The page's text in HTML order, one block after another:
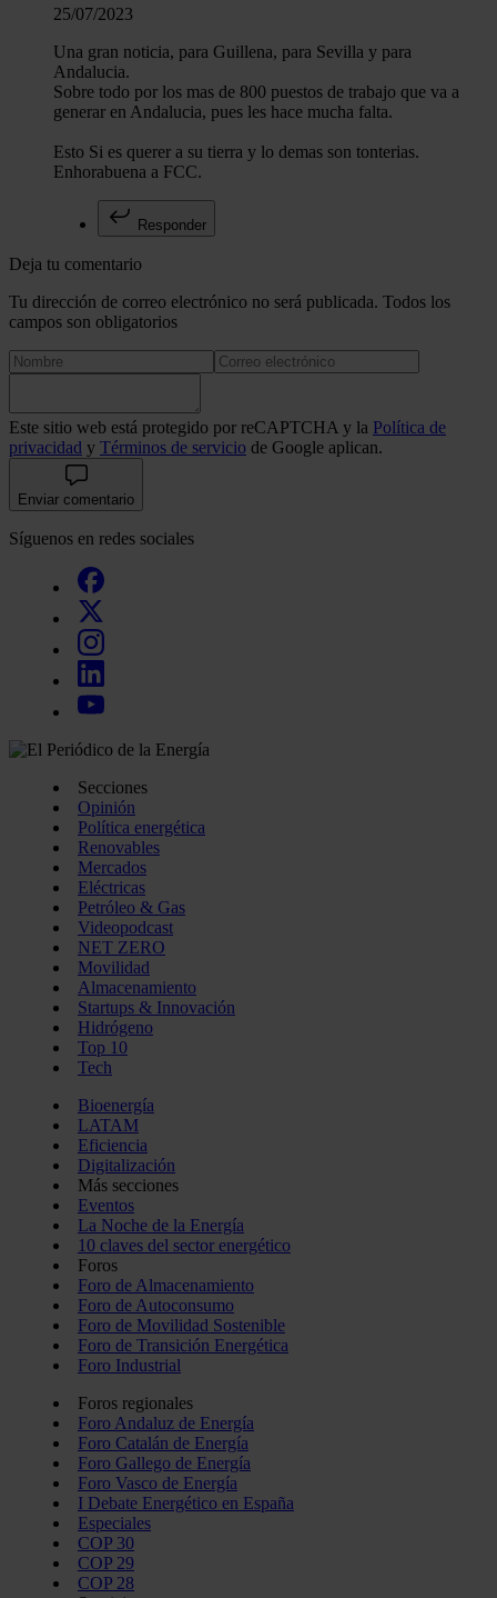
25/07/2023
Una gran noticia, para Guillena, para Sevilla y para
Andalucia.
Sobre todo por los mas de 800 puestos de trabajo que va a
generar en Andalucia, pues les hace mucha falta.
Esto Si es querer a su tierra y lo demas son tonterias.
Enhorabuena a FCC.
Responder
Deja tu comentario
Tu dirección de correo electrónico no será publicada. Todos los
campos son obligatorios
Este sitio web está protegido por reCAPTCHA y la Política de
privacidad y Términos de servicio de Google aplican.
Enviar comentario
Síguenos en redes sociales
Secciones
Opinión
Política energética
Renovables
Mercados
Eléctricas
Petróleo & Gas
Videopodcast
NET ZERO
Movilidad
Almacenamiento
Startups & Innovación
Hidrógeno
Top 10
Tech
Bioenergía
LATAM
Eficiencia
Digitalización
Más secciones
Eventos
La Noche de la Energía
10 claves del sector energético
Foros
Foro de Almacenamiento
Foro de Autoconsumo
Foro de Movilidad Sostenible
Foro de Transición Energética
Foro Industrial
Foros regionales
Foro Andaluz de Energía
Foro Catalán de Energía
Foro Gallego de Energía
Foro Vasco de Energía
I Debate Energético en España
Especiales
COP 30
COP 29
COP 28